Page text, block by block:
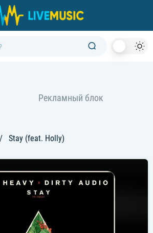
Stay (feat. Holly)